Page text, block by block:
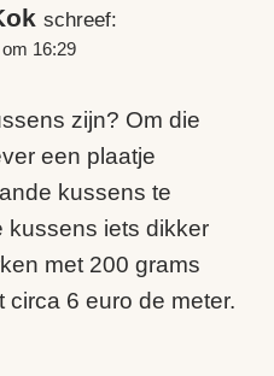
schreef:
16:29
zijn? Om die
een plaatje
kussens te
kussens iets dikker
met 200 grams
6 euro de meter.